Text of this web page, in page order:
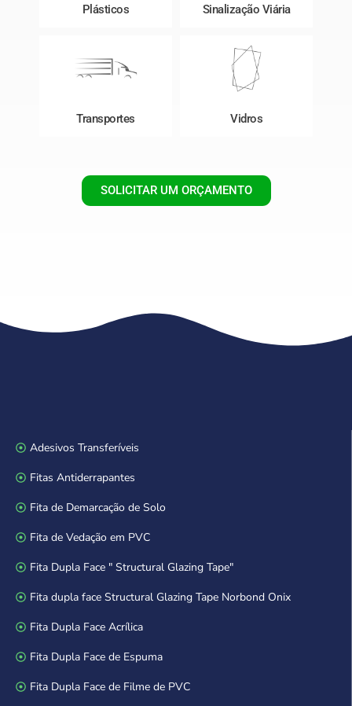
Plásticos Sinalização Viária
Transportes Vidros
SOLICITAR UM ORÇAMENTO
Adesivos Transferíveis
Fitas Antiderrapantes
Fita de Demarcação de Solo
Fita de Vedação em PVC
Fita Dupla Face " Structural Glazing Tape"
Fita dupla face Structural Glazing Tape Norbond Onix
Fita Dupla Face Acrílica
Fita Dupla Face de Espuma
Fita Dupla Face de Filme de PVC